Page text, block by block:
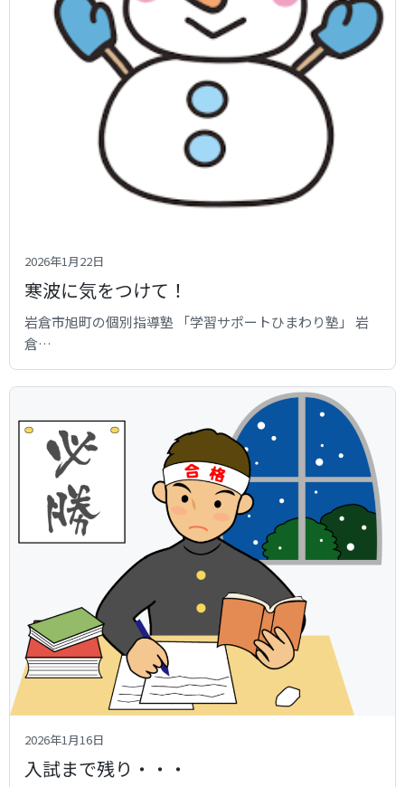
2026年1月22日
寒波に気をつけて！
岩倉市旭町の個別指導塾 「学習サポートひまわり塾」 岩
倉…
2026年1月16日
入試まで残り・・・